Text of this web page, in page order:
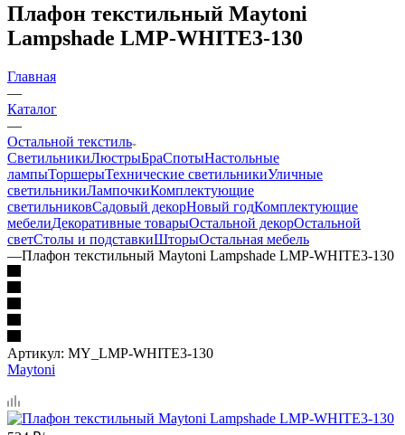
Плафон текстильный Maytoni
Lampshade LMP-WHITE3-130
Главная
—
Каталог
—
Остальной текстиль
СветильникиЛюстрыБраСпотыНастольные
лампыТоршерыТехнические светильникиУличные
светильникиЛампочкиКомплектующие
светильниковСадовый декорНовый годКомплектующие
мебелиДекоративные товарыОстальной декорОстальной
светСтолы и подставкиШторыОстальная мебель
—Плафон текстильный Maytoni Lampshade LMP-WHITE3-130
Артикул: MY_LMP-WHITE3-130
Maytoni